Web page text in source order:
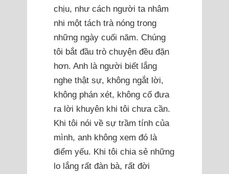
chịu, như cách người ta nhâm
nhi một tách trà nóng trong
những ngày cuối năm. Chúng
tôi bắt đầu trò chuyện đều đặn
hơn. Anh là người biết lắng
nghe thật sự, không ngắt lời,
không phán xét, không cố đưa
ra lời khuyên khi tôi chưa cần.
Khi tôi nói về sự trầm tính của
mình, anh không xem đó là
điểm yếu. Khi tôi chia sẻ những
lo lắng rất đàn bà, rất đời